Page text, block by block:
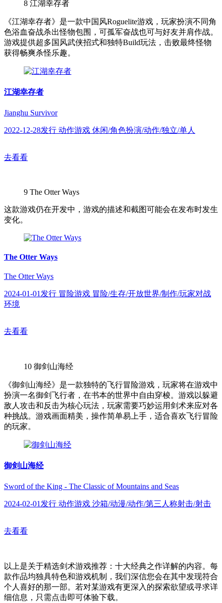
8 江湖幸存者
《江湖幸存者》是一款中国风Roguelite游戏，玩家扮演不同角
色浴血奋战杀出怪物包围，可孤军奋战也可与好友并肩作战。
游戏提供超多国风武侠招式和独特Build玩法，击败最终怪物
获得畅爽杀怪乐趣。
江湖幸存者
Jianghu Survivor
2022-12-28发行 动作游戏 休闲/角色扮演/动作/独立/单人
去看看
9 The Otter Ways
这款游戏仍在开发中，游戏的描述和截图可能会在发布时发生
变化。
The Otter Ways
The Otter Ways
2024-01-01发行 冒险游戏 冒险/生存/开放世界/制作/玩家对战
环境
去看看
10 御剑山海经
《御剑山海经》是一款独特的飞行冒险游戏，玩家将在游戏中
扮演一名御剑飞行者，在书本的世界中自由穿梭。游戏以躲避
敌人攻击和反击为核心玩法，玩家需要巧妙运用剑术来应对各
种挑战。游戏画面精美，操作简单易上手，适合喜欢飞行冒险
的玩家。
御剑山海经
Sword of the King - The Classic of Mountains and Seas
2024-02-01发行 动作游戏 沙箱/动漫/动作/第三人称射击/射击
去看看
以上是关于精选剑术游戏推荐：十大经典之作详解的内容。每
款作品均独具特色和游戏机制，我们深信您会在其中发现符合
个人喜好的那一部。若对某游戏有更深入的探索欲望或寻求详
细信息，只需点击即可体验下载。